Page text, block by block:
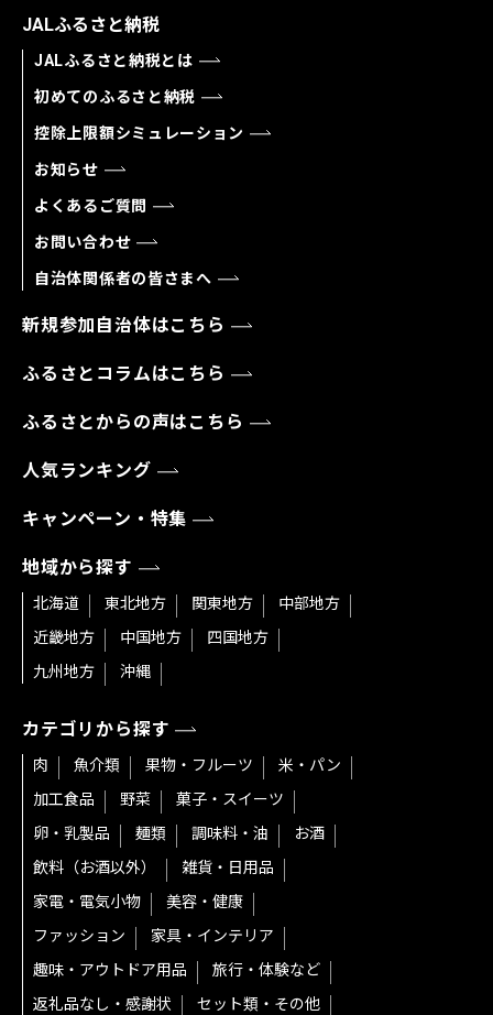
JALふるさと納税
JALふるさと納税とは
初めてのふるさと納税
控除上限額シミュレーション
お知らせ
よくあるご質問
お問い合わせ
自治体関係者の皆さまへ
新規参加自治体はこちら
ふるさとコラムはこちら
ふるさとからの声はこちら
人気ランキング
キャンペーン・特集
地域から探す
北海道 東北地方 関東地方
中部地方
近畿地方
中国地方
四国地方
九州地方
沖縄
カテゴリから探す
肉 魚介類 果物・フルーツ
米・パン
加工食品
野菜
菓子・スイーツ
卵・乳製品
麺類 調味料・油
お酒
飲料（お酒以外）
雑貨・日用品
家電・電気小物
美容・健康
ファッション
家具・インテリア
趣味・アウトドア用品
旅行・体験など
返礼品なし・感謝状
セット類・その他